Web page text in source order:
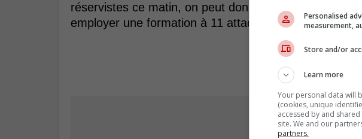
réservistes ce matin, on peut donc oublier la
employer une formation à 11 attaquants et 7
-
Personalised
measurement,
Store and/or
Learn more
Your personal data will
(cookies, unique
accessed by and
site. We and our
partners.